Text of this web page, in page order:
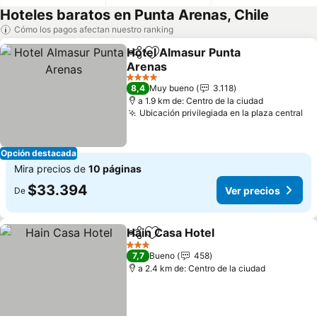
Hoteles baratos en Punta Arenas, Chile
Cómo los pagos afectan nuestro ranking
Opción destacada
CompartirAgregar a favoritos
Hotel Almasur Punta
Arenas
Ver precios
4 Estrellas
8,4 Muy bueno
3.118
a 1.9 km de: Centro de la ciudad
Ubicación privilegiada en la plaza central
Mira precios de 10 páginas
De $33.394 Ver precios
CompartirAgregar a favoritos
Hain Casa Hotel
3 Estrellas
7,7 Bueno
458
a 2.4 km de: Centro de la ciudad